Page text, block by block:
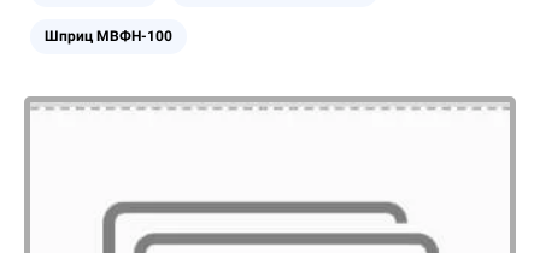
Шприц МВФН-100